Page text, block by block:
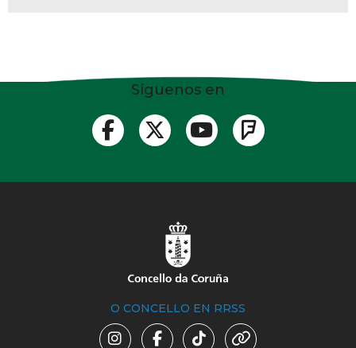
Síguenos en
O CONCELLO EN RRSS